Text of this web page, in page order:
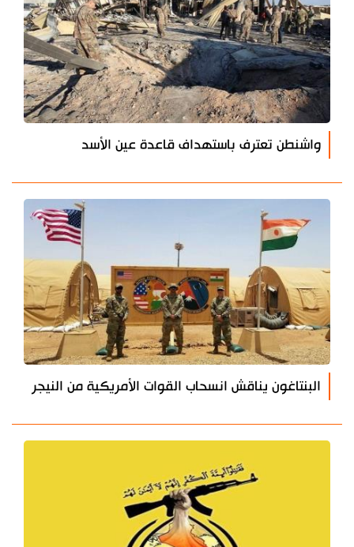
واشنطن تعترف باستهداف قاعدة عين الأسد
البنتاغون يناقش انسحاب القوات الأمريكية من النيجر